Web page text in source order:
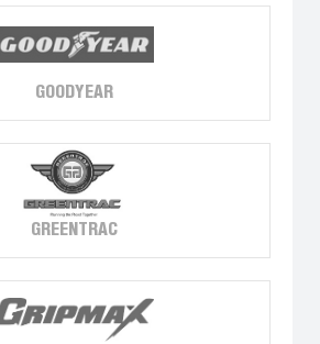
GOODYEAR
GREENTRAC